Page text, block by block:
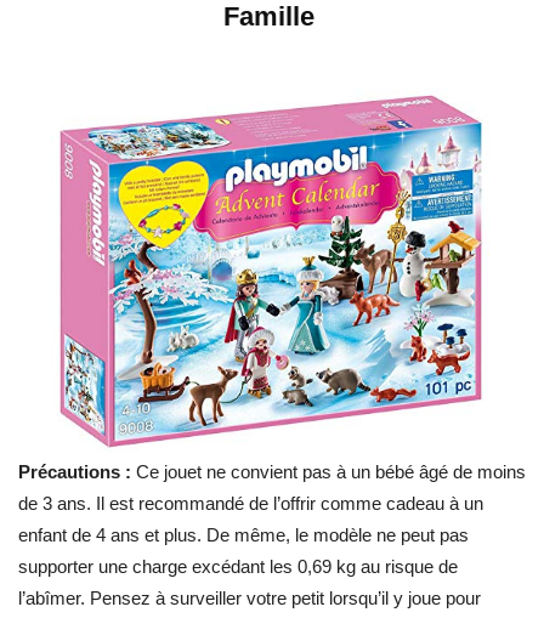
Famille
Précautions : Ce jouet ne convient pas à un bébé âgé de moins
de 3 ans. Il est recommandé de l’offrir comme cadeau à un
enfant de 4 ans et plus. De même, le modèle ne peut pas
supporter une charge excédant les 0,69 kg au risque de
l’abîmer. Pensez à surveiller votre petit lorsqu’il y joue pour